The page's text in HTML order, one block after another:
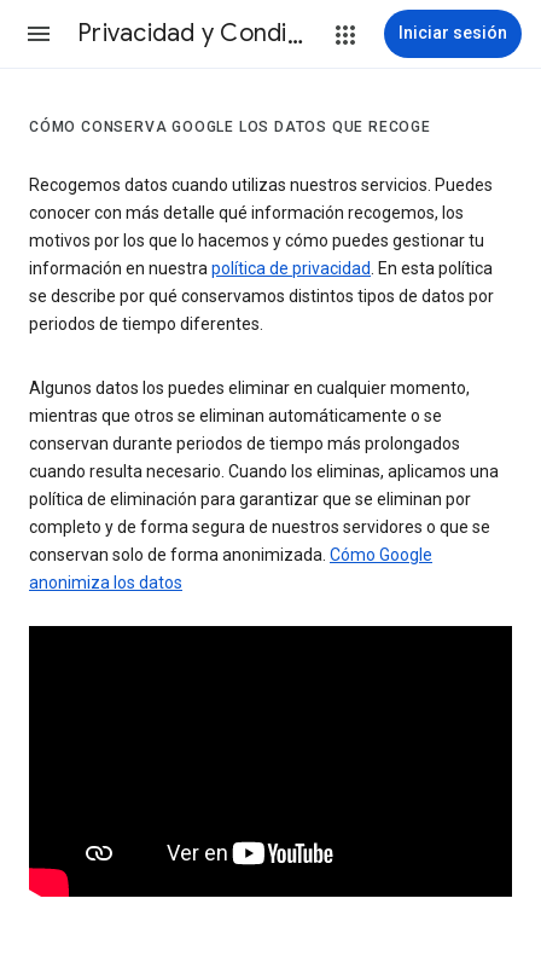
Privacidad y Condiciones Iniciar sesión
CÓMO CONSERVA GOOGLE LOS DATOS QUE RECOGE
Recogemos datos cuando utilizas nuestros servicios. Puedes
conocer con más detalle qué información recogemos, los
motivos por los que lo hacemos y cómo puedes gestionar tu
información en nuestrapolítica de privacidad. En esta política
se describe por qué conservamos distintos tipos de datos por
periodos de tiempo diferentes.
Algunos datos los puedes eliminar en cualquier momento,
mientras que otros se eliminan automáticamente o se
conservan durante periodos de tiempo más prolongados
cuando resulta necesario. Cuando los eliminas, aplicamos una
política de eliminación para garantizar que se eliminan por
completo y de forma segura de nuestros servidores o que se
conservan solo de forma anonimizada. Cómo Google
anonimiza los datos